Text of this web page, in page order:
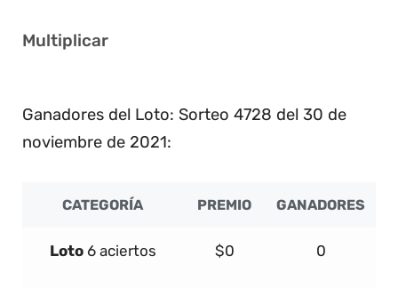
Multiplicar
Ganadores del Loto: Sorteo 4728 del 30 de
noviembre de 2021:
CATEGORÍA PREMIO GANADORES
Loto 6 aciertos $0 0